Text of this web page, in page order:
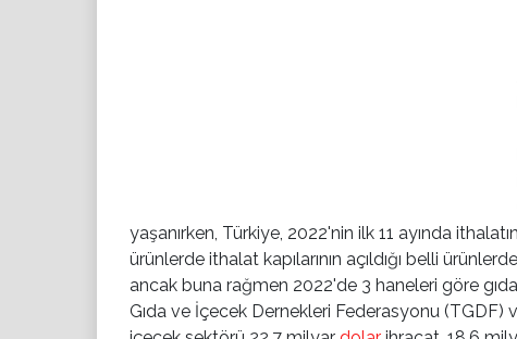
yaşanırken, Türkiye, 2022'nin ilk 11 ayında
ürünlerde ithalat kapılarının açıldığı belli
ancak buna rağmen 2022'de 3 haneleri göre
Gıda ve İçecek Dernekleri Federasyonu (TGDF)